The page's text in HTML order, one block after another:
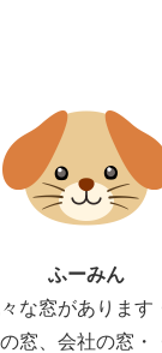
ふーみん
な窓があります
窓、会社の窓・